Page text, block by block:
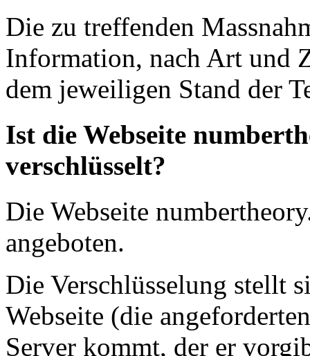
Die zu treffenden
Information, nach Art und
dem jeweiligen Stand der
Ist die Webseite
verschlüsselt?
Die Webseite
angeboten.
Die Verschlüsselung stellt
Webseite (die
Server kommt, der er